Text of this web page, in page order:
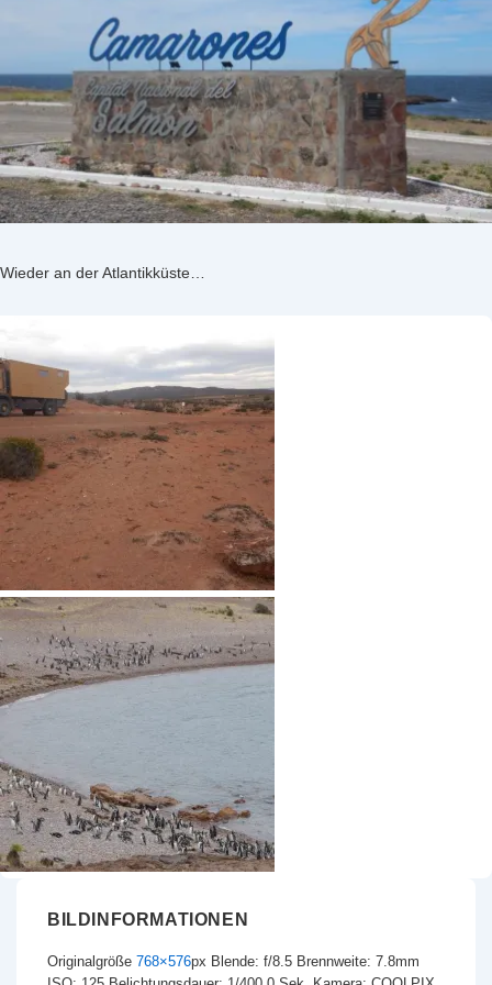
Wieder an der Atlantikküste…
BILDINFORMATIONEN
Originalgröße 768×576px Blende: f/8.5 Brennweite: 7.8mm